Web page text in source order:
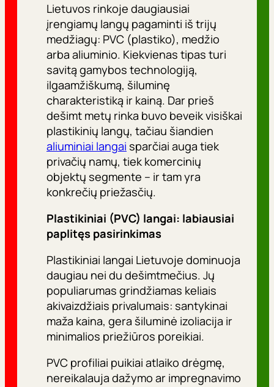
Lietuvos rinkoje daugiausiai
įrengiamų langų pagaminti iš trijų
medžiagų: PVC (plastiko), medžio
arba aliuminio. Kiekvienas tipas turi
savitą gamybos technologiją,
ilgaamžiškumą, šiluminę
charakteristiką ir kainą. Dar prieš
dešimt metų rinka buvo beveik visiškai
plastikinių langų, tačiau šiandien
aliuminiai langai sparčiai auga tiek
privačių namų, tiek komercinių
objektų segmente – ir tam yra
konkrečių priežasčių.
Plastikiniai (PVC) langai: labiausiai
paplitęs pasirinkimas
Plastikiniai langai Lietuvoje dominuoja
daugiau nei du dešimtmečius. Jų
populiarumas grindžiamas keliais
akivaizdžiais privalumais: santykinai
maža kaina, gera šiluminė izoliacija ir
minimalios priežiūros poreikiai.
PVC profiliai puikiai atlaiko drėgmę,
nereikalauja dažymo ar impregnavimo